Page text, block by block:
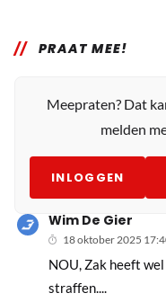
PRAAT MEE!
Meepraten? Dat
melden
INLOGGEN
Wim De Gier
18 oktober 2025
NOU, Zak heeft
straffen....